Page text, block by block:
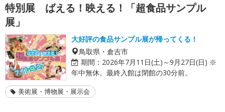
特別展 ばえる！映える！「超食品サンプル
展」
大好評の食品サンプル展が帰ってくる！
鳥取県・倉吉市
期間： 2026年7月11日(土)～9月27日(日) ※
年中無休。最終入館は閉館の30分前。
美術展・博物展・展示会